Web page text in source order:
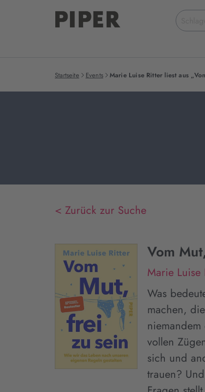
eingeben
Startseite Events Marie Luise Ritter liest aus
< Zurück zur Suche
Vom
Marie Luise
Was
machen,
vollen
sich und
trauen?